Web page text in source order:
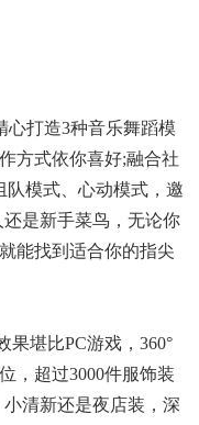
心打造3种音乐舞蹈模
方式依你喜好;融合社
模式、心动模式，邀
是新手菜鸟，无论你
能找到适合你的指尖
果堪比PC游戏，360°
，超过3000件服饰装
清新还是夜店装，深